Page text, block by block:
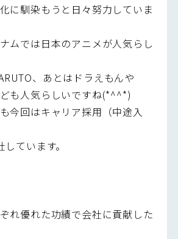
に馴染もうと日々努力していま
ムでは日本のアニメが人気らし
、あとはドラえもんや
も人気らしいですね(*^^*)
今回はキャリア採用（中途入
ています。
れ優れた功績で会社に貢献した